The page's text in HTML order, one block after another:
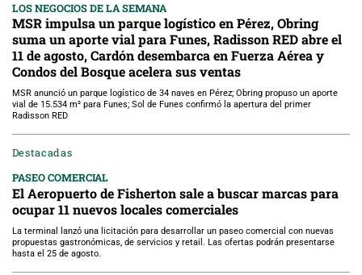
LOS NEGOCIOS DE LA SEMANA
MSR impulsa un parque logístico en Pérez, Obring
suma un aporte vial para Funes, Radisson RED abre el
11 de agosto, Cardón desembarca en Fuerza Aérea y
Condos del Bosque acelera sus ventas
MSR anunció un parque logístico de 34 naves en Pérez; Obring propuso un aporte
vial de 15.534 m² para Funes; Sol de Funes confirmó la apertura del primer
Radisson RED
Destacadas
PASEO COMERCIAL
El Aeropuerto de Fisherton sale a buscar marcas para
ocupar 11 nuevos locales comerciales
La terminal lanzó una licitación para desarrollar un paseo comercial con nuevas
propuestas gastronómicas, de servicios y retail. Las ofertas podrán presentarse
hasta el 25 de agosto.